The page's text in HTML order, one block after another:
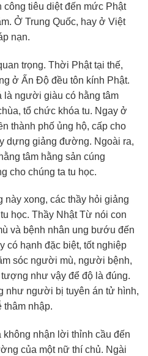
công tiêu diệt đến mức Phật
Ở Trung Quốc, hay ở Việt
nạn.
trọng. Thời Phật tại thế,
ở Ấn Độ đều tôn kính Phật.
là người giàu có hằng tâm
tổ chức khóa tu. Ngay ở
thành phố ủng hộ, cấp cho
dựng giảng đường. Ngoài ra,
tâm hằng sản cúng
cho chúng ta tu học.
xong, các thầy hỏi giảng
học. Thầy Nhật Từ nói con
và bệnh nhân ung bướu đến
có hạnh đặc biệt, tốt nghiệp
sóc người mù, người bệnh,
như vậy để độ là đúng.
như người bị tuyên án tử hình,
thâm nhập.
nhận lời thỉnh cầu đến
của một nữ thí chủ. Ngài